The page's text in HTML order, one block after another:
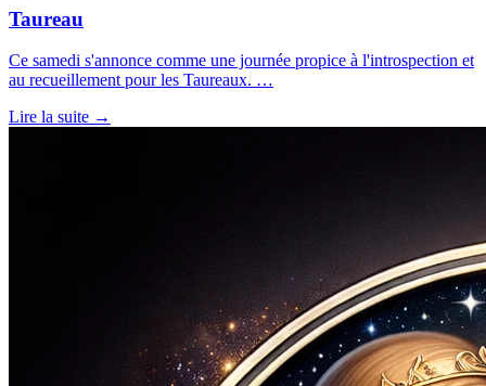
Taureau
Ce samedi s'annonce comme une journée propice à l'introspection et
au recueillement pour les Taureaux. …
Lire la suite →